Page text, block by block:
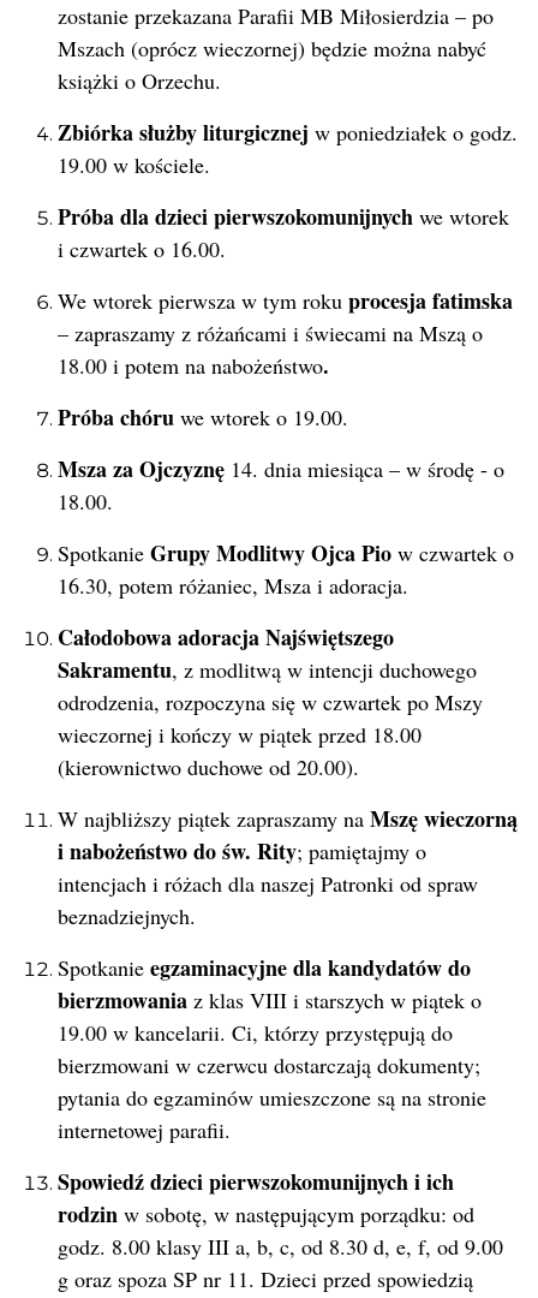
zostanie przekazana Parafii MB Miłosierdzia – po
Mszach (oprócz wieczornej) będzie można nabyć
książki o Orzechu.
Zbiórka służby liturgicznej w poniedziałek o godz.
19.00 w kościele.
Próba dla dzieci pierwszokomunijnych we wtorek
i czwartek o 16.00.
We wtorek pierwsza w tym roku procesja fatimska
– zapraszamy z różańcami i świecami na Mszą o
18.00 i potem na nabożeństwo.
Próba chóru we wtorek o 19.00.
Msza za Ojczyznę 14. dnia miesiąca – w środę - o
18.00.
Spotkanie Grupy Modlitwy Ojca Pio w czwartek o
16.30, potem różaniec, Msza i adoracja.
Całodobowa adoracja Najświętszego
Sakramentu, z modlitwą w intencji duchowego
odrodzenia, rozpoczyna się w czwartek po Mszy
wieczornej i kończy w piątek przed 18.00
(kierownictwo duchowe od 20.00).
W najbliższy piątek zapraszamy na Mszę wieczorną
i nabożeństwo do św. Rity; pamiętajmy o
intencjach i różach dla naszej Patronki od spraw
beznadziejnych.
Spotkanie egzaminacyjne dla kandydatów do
bierzmowania z klas VIII i starszych w piątek o
19.00 w kancelarii. Ci, którzy przystępują do
bierzmowani w czerwcu dostarczają dokumenty;
pytania do egzaminów umieszczone są na stronie
internetowej parafii.
Spowiedź dzieci pierwszokomunijnych i ich
rodzin w sobotę, w następującym porządku: od
godz. 8.00 klasy III a, b, c, od 8.30 d, e, f, od 9.00
g oraz spoza SP nr 11. Dzieci przed spowiedzią